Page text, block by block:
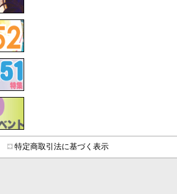
特定商取引法に基づく表示